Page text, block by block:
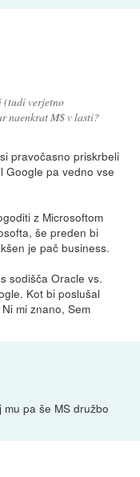
(tudi verjetno
naenkrat M$ v lasti?
pravočasno priskrbeli
Google pa vedno vse
z Microsoftom
še preden bi
je pač business.
sodišča Oracle vs.
Kot bi poslušal
mi znano, Sem
pa še MS družbo